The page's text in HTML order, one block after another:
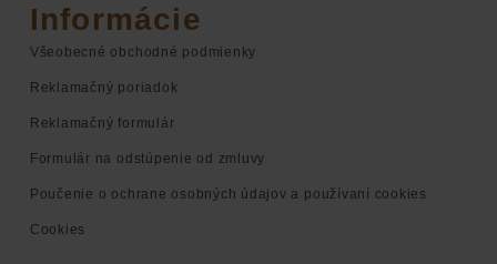
Informácie
Všeobecné obchodné podmienky
Reklamačný poriadok
Reklamačný formulár
Formulár na odstúpenie od zmluvy
Poučenie o ochrane osobných údajov a používaní cookies
Cookies